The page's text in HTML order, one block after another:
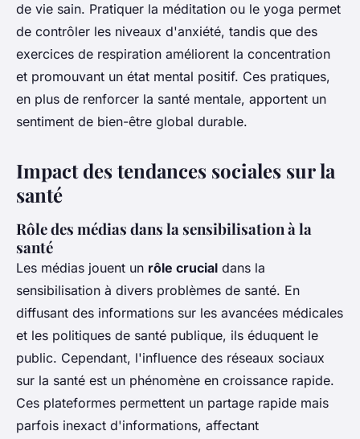
de vie sain. Pratiquer la méditation ou le yoga permet
de contrôler les niveaux d'anxiété, tandis que des
exercices de respiration améliorent la concentration
et promouvant un état mental positif. Ces pratiques,
en plus de renforcer la santé mentale, apportent un
sentiment de bien-être global durable.
Impact des tendances sociales sur la
santé
Rôle des médias dans la sensibilisation à la
santé
Les médias jouent un rôle crucial dans la
sensibilisation à divers problèmes de santé. En
diffusant des informations sur les avancées médicales
et les politiques de santé publique, ils éduquent le
public. Cependant, l'influence des réseaux sociaux
sur la santé est un phénomène en croissance rapide.
Ces plateformes permettent un partage rapide mais
parfois inexact d'informations, affectant